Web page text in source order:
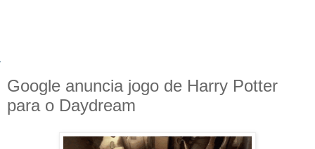
Google anuncia jogo de Harry Potter
para o Daydream